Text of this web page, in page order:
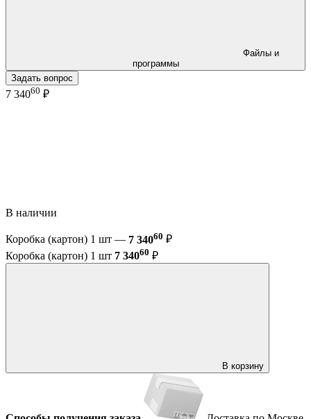
программы
Задать вопрос
7 34060 ₽
В наличии
Коробка (картон) 1 шт — 7 34060 ₽
Коробка (картон) 1 шт 7 34060 ₽
В корзину